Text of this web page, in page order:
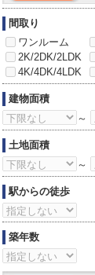
間取り
ワンルーム
2K/2DK/2LDK
4K/4DK/4LDK
建物面積
～
土地面積
～
駅からの徒歩
築年数